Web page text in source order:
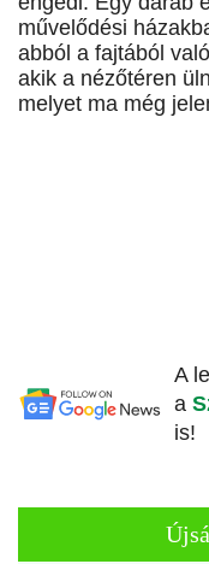
művelődési
abból a fajtából
akik a nézőtéren
melyet ma még
A
a
is!